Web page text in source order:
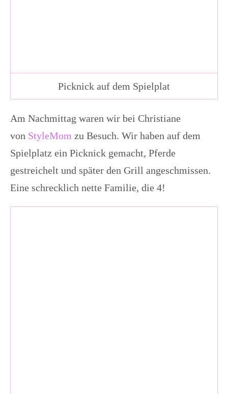
Picknick auf dem Spielplat
Am Nachmittag waren wir bei Christiane
von StyleMom zu Besuch. Wir haben auf dem
Spielplatz ein Picknick gemacht, Pferde
gestreichelt und später den Grill angeschmissen.
Eine schrecklich nette Familie, die 4!